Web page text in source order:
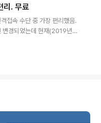
충전 플
- Smart
ko.a
리. 무료
접속 수단 중 가장 편리했음.
변경되었는데 현재(2019년 1
웹 사용하기 원격접속 PC들
내 컴퓨터에 안전하게 액세스
어디에서나 원격으로 액세